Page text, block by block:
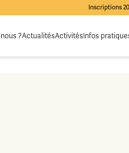
Inscriptions
?ActualitésActivitésInfos